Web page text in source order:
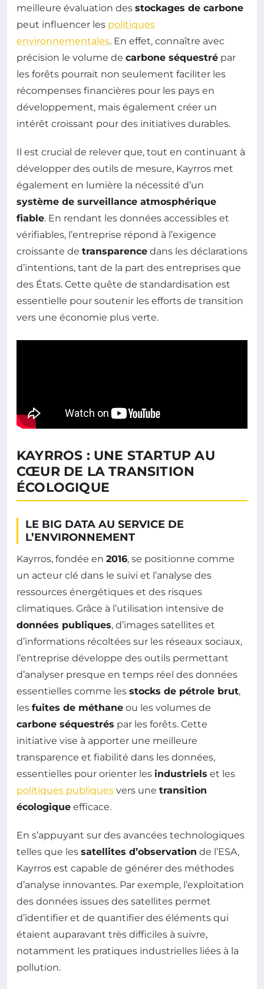
meilleure évaluation des stockages de carbone
peut influencer les politiques
environnementales. En effet, connaître avec
précision le volume de carbone séquestré par
les forêts pourrait non seulement faciliter les
récompenses financières pour les pays en
développement, mais également créer un
intérêt croissant pour des initiatives durables.
Il est crucial de relever que, tout en continuant à
développer des outils de mesure, Kayrros met
également en lumière la nécessité d’un
système de surveillance atmosphérique
fiable. En rendant les données accessibles et
vérifiables, l’entreprise répond à l’exigence
croissante de transparence dans les déclarations
d’intentions, tant de la part des entreprises que
des États. Cette quête de standardisation est
essentielle pour soutenir les efforts de transition
vers une économie plus verte.
KAYRROS : UNE STARTUP AU
CŒUR DE LA TRANSITION
ÉCOLOGIQUE
LE BIG DATA AU SERVICE DE
L’ENVIRONNEMENT
Kayrros, fondée en 2016, se positionne comme
un acteur clé dans le suivi et l’analyse des
ressources énergétiques et des risques
climatiques. Grâce à l’utilisation intensive de
données publiques, d’images satellites et
d’informations récoltées sur les réseaux sociaux,
l’entreprise développe des outils permettant
d’analyser presque en temps réel des données
essentielles comme les stocks de pétrole brut,
les fuites de méthane ou les volumes de
carbone séquestrés par les forêts. Cette
initiative vise à apporter une meilleure
transparence et fiabilité dans les données,
essentielles pour orienter les industriels et les
politiques publiques vers une transition
écologique efficace.
En s’appuyant sur des avancées technologiques
telles que les satellites d’observation de l’ESA,
Kayrros est capable de générer des méthodes
d’analyse innovantes. Par exemple, l’exploitation
des données issues des satellites permet
d’identifier et de quantifier des éléments qui
étaient auparavant très difficiles à suivre,
notamment les pratiques industrielles liées à la
pollution.